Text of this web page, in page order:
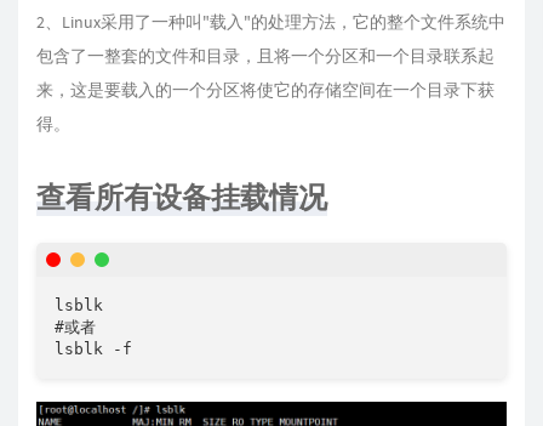
2、Linux采用了一种叫"载入"的处理方法，它的整个文件系统中
包含了一整套的文件和目录，且将一个分区和一个目录联系起
来，这是要载入的一个分区将使它的存储空间在一个目录下获
得。
查看所有设备挂载情况
lsblk
#或者
lsblk -f